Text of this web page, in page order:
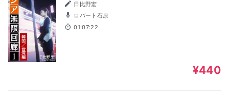
日比野宏
ロバート石原
01:07:22
¥440